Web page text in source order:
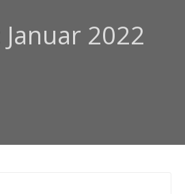
Januar 2022